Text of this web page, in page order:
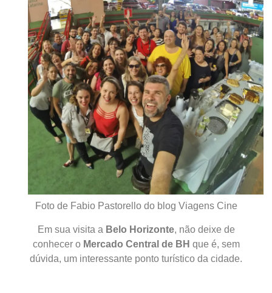
Foto de Fabio Pastorello do blog Viagens Cine
Em sua visita a Belo Horizonte, não deixe de
conhecer o Mercado Central de BH que é, sem
dúvida, um interessante ponto turístico da cidade.